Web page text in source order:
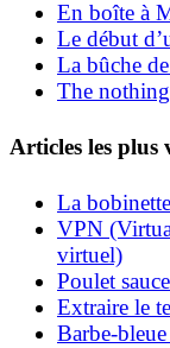
En boîte à
Le début
La bûche
The
Articles les plus
La
VPN
virtuel)
Poulet
Extraire le
Barbe-